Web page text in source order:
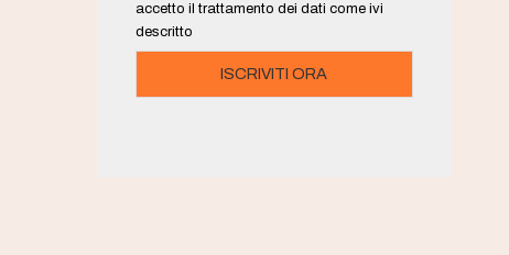
accetto il trattamento dei dati come ivi
descritto
ISCRIVITI ORA